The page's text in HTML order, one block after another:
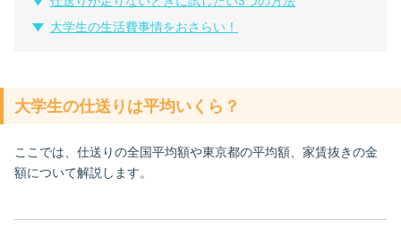
大学生の生活費事情をおさらい！
大学生の仕送りは平均いくら？
ここでは、仕送りの全国平均額や東京都の平均額、家賃抜きの金
額について解説します。